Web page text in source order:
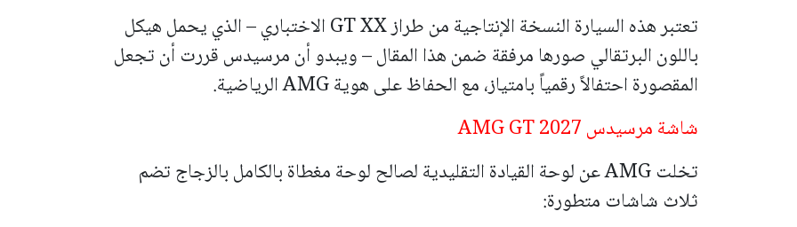
تعتبر هذه السيارة النسخة الإنتاجية من طراز GT XX الاختباري – الذي يحمل هيكل
باللون البرتقالي صورها مرفقة ضمن هذا المقال – ويبدو أن مرسيدس قررت أن تجعل
المقصورة احتفالاً رقمياً بامتياز، مع الحفاظ على هوية AMG الرياضية.
شاشة مرسيدس AMG GT 2027
تخلت AMG عن لوحة القيادة التقليدية لصالح لوحة مغطاة بالكامل بالزجاج تضم
ثلاث شاشات متطورة: